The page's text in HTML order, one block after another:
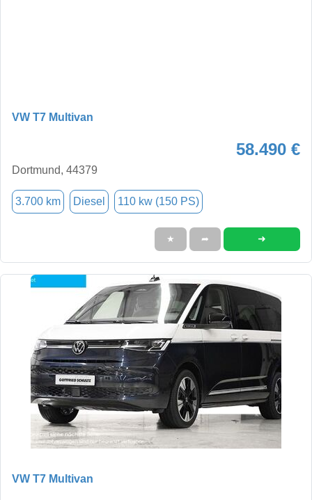
VW T7 Multivan
58.490 €
Dortmund, 44379
3.700 km Diesel 110 kw (150 PS)
★ ➦ ➜
VW T7 Multivan